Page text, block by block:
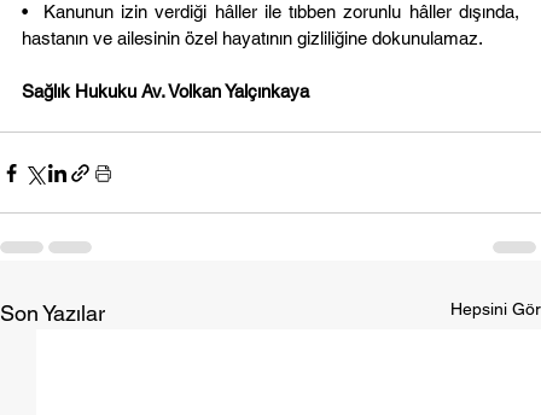
•  Kanunun izin verdiği hâller ile tıbben zorunlu hâller dışında,
hastanın ve ailesinin özel hayatının gizliliğine dokunulamaz.
Sağlık Hukuku Av. Volkan Yalçınkaya
Son Yazılar Hepsini Gör